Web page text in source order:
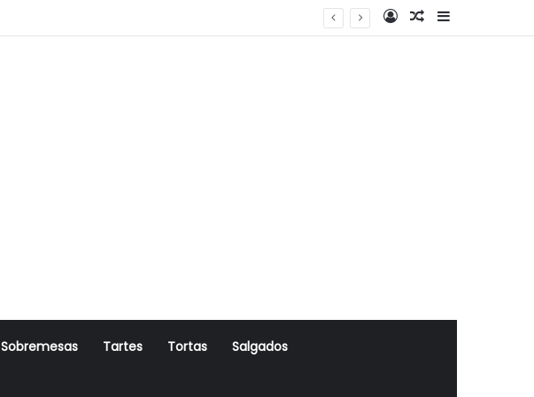
Log InArtigo Aleatório
Sidebar
Sobremesas Tartes Tortas Salgados